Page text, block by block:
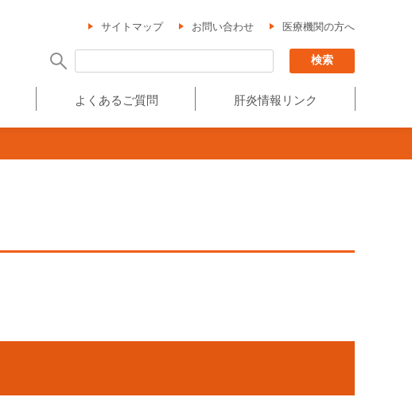
サイトマップ お問い合わせ 医療機関の方へ
よくあるご質問 肝炎情報リンク